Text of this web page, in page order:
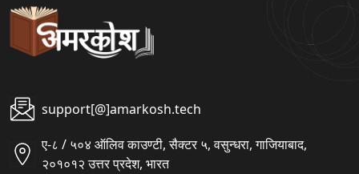
support[@]amarkosh.tech
ए-८ / ५०४ ऑलिव काउण्टी, सैक्टर ५, वसुन्धरा, गाजियाबाद,
२०१०१२ उत्तर प्रदेश, भारत